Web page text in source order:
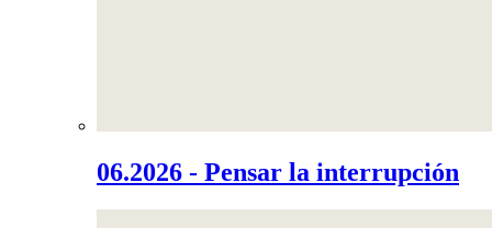
06.2026 - Pensar la interrupción